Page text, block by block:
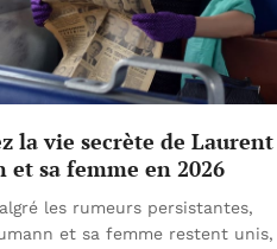
la vie secrète de Laurent
et sa femme en 2026
les rumeurs persistantes,
et sa femme restent unis,